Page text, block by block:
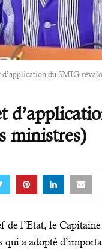
du SMIG
ministres)
de l’Etat, le
a adopté